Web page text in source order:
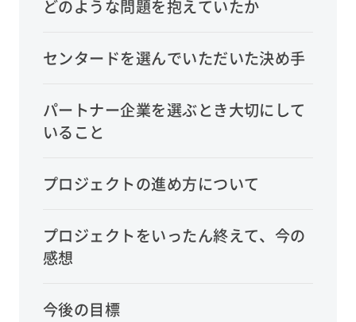
どのような問題を抱えていたか
センタードを選んでいただいた決め手
パートナー企業を選ぶとき大切にして
いること
プロジェクトの進め方について
プロジェクトをいったん終えて、今の
感想
今後の目標